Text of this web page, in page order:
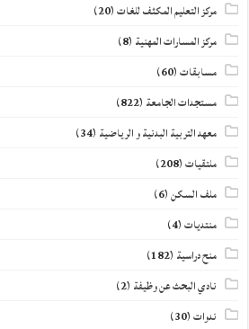
مركز التعليم المكثف للغات(20)
مركز المسارات المهنية (8)
مسابقات(60)
مستجدات الجامعة (822)
معهد التربية البدنية و الرياضية (34)
ملتقيات(208)
ملف السكن(6)
منتديات(4)
منح دراسية (182)
نادي البحث عن وظيفة (2)
ندوات(30)